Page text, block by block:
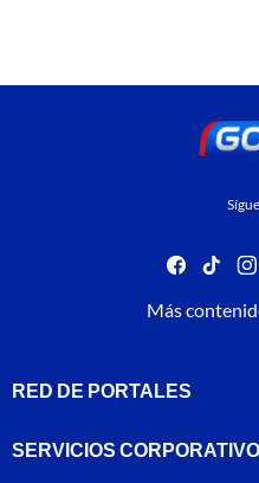
facebook
tiktok
Más
RED DE PORTALES
SERVICIOS